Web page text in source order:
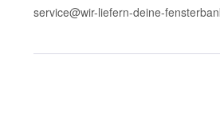
service@wir-liefern-deine-